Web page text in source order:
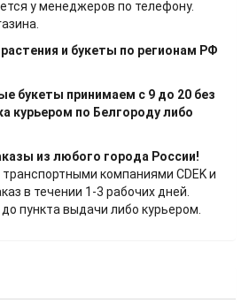
у менеджеров по телефону.
и букеты по регионам РФ
букеты принимаем с 9 до 20 без
курьером по Белгороду либо
из любого города России!
компаниями CDEK и
в течении 1-3 рабочих дней.
пункта выдачи либо курьером.